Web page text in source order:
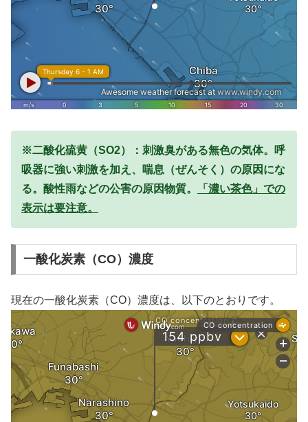
※二酸化硫黄（SO2）：刺激臭がある無色の気体。呼
吸器に強い刺激を加え、喘息（ぜんそく）の原因にな
る。酸性雨などの公害の原因物質。
「濃い茶色」での
表示は要注意。
一酸化炭素（CO）濃度
現在の一酸化炭素（CO）濃度は、以下のとおりです。